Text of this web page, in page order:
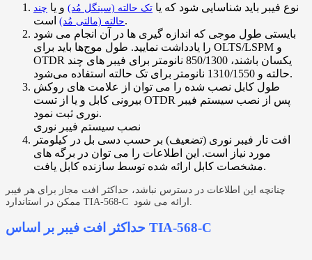
نوع فیبر باید شناسایی شود که یا تک حالته (سینگل مُد) و یا چند
حالته (مالتی مُد)است.
بایستی طول موجی که اندازه گیری ها در آن انجام می شود
را یادداشت نمایید. طول موج‌ها باید برای OLTS/LSPM و
OTDR یکسان باشند، 850/1300 نانومتر برای فیبر های چند
حالته و 1310/1550 نانومتر برای تک حالته استفاده می‌شود.
طول کابل نصب شده را می توان از علامت های روکش
بیرونی کابل و یا از تست OTDR پس از نصب سیستم فیبر
نوری ثبت نمود.
نصب سیستم فیبر نوری
افت تار فیبر نوری (تضعیف) بر حسب دسی بل در کیلومتر
مورد نیاز است. این اطلاعات را می توان در برگه های
مشخصات کابل ارائه شده توسط سازنده کابل یافت.
چنانچه این اطلاعات در دسترس نباشد، حداکثر افت مجاز برای هر فیبر
حداکثر افت فیبر بر اساس TIA-568-C